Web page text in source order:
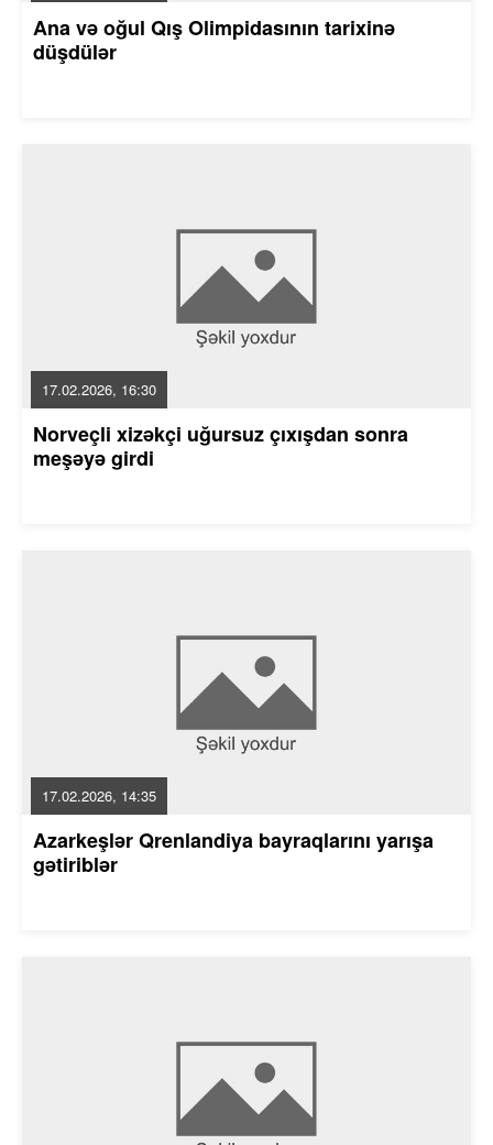
Ana və oğul Qış Olimpidasının tarixinə
düşdülər
17.02.2026, 16:30
Norveçli xizəkçi uğursuz çıxışdan sonra
meşəyə girdi
17.02.2026, 14:35
Azarkeşlər Qrenlandiya bayraqlarını yarışa
gətiriblər